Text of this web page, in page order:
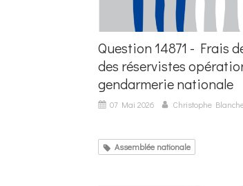
Question 14871 - Frais
des réservistes
gendarmerie nationale
07 Mai 2026 Christophe
Assemblée nationale